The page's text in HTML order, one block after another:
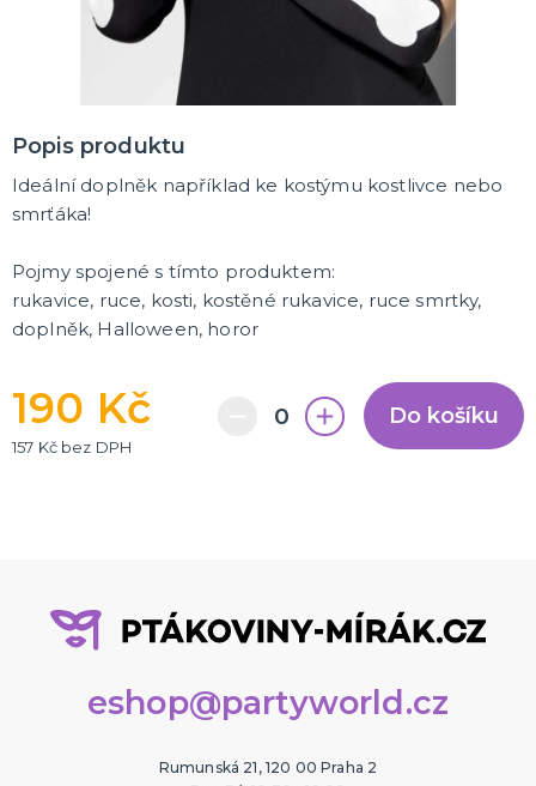
Popis produktu
Ideální doplněk například ke kostýmu kostlivce nebo
smrťáka!
Pojmy spojené s tímto produktem:
rukavice, ruce, kosti, kostěné rukavice, ruce smrtky,
doplněk, Halloween, horor
190 Kč
157 Kč bez DPH
Do košíku
eshop@partyworld.cz
Rumunská 21, 120 00 Praha 2